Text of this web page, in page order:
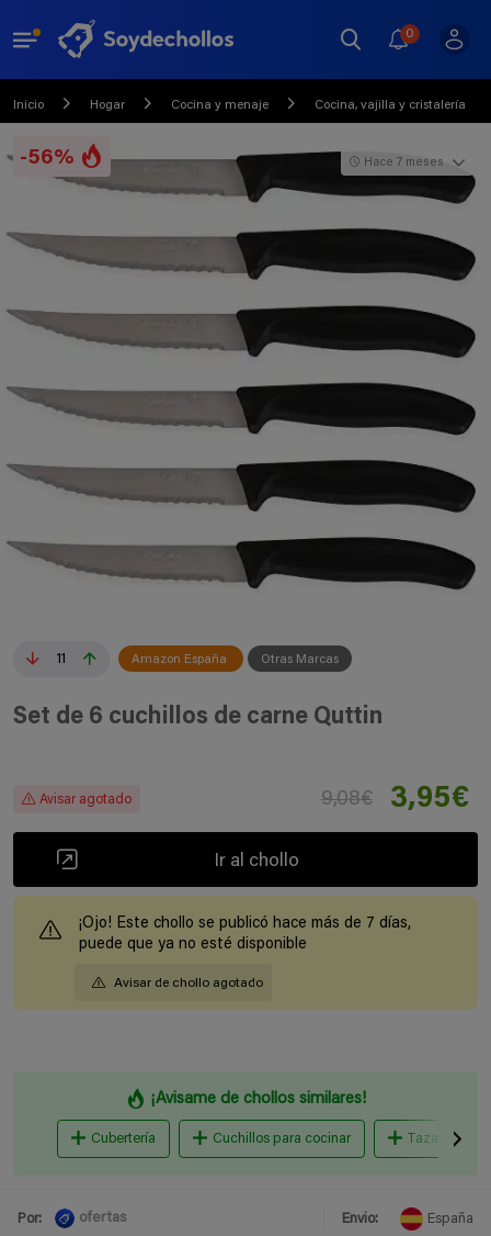
0
Inicio Hogar Cocina y menaje Cocina, vajilla y cristalería
-56%
11 Amazon España Otras Marcas
Hace 7 meses
Set de 6 cuchillos de carne Quttin
Avisar agotado 9,08€ 3,95€
Ir al chollo
¡Ojo! Este chollo se publicó hace más de 7 días,
puede que ya no esté disponible
Avisar de chollo agotado
¡Avisame de chollos similares!
Cubertería Cuchillos para cocinar Tazas
Por: ofertas Envio: España